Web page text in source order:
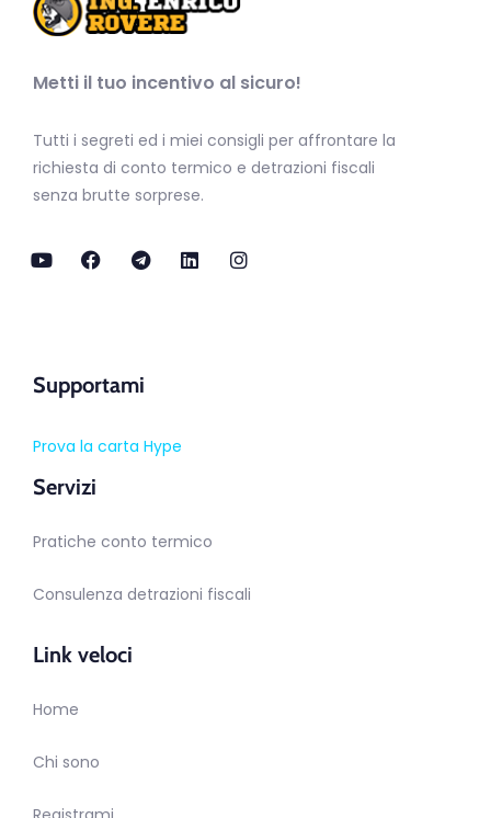
Metti il tuo incentivo al sicuro!
Tutti i segreti ed i miei consigli per affrontare la
richiesta di conto termico e detrazioni fiscali
senza brutte sorprese.
Supportami
Prova la carta Hype
Servizi
Pratiche conto termico
Consulenza detrazioni fiscali
Link veloci
Home
Chi sono